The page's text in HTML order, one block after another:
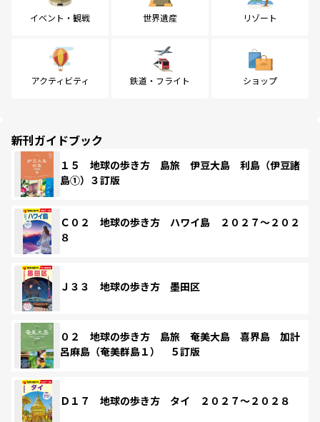
イベント・観戦 世界遺産 リゾート
アクティビティ 鉄道・フライト ショップ
新刊ガイドブック
１５ 地球の歩き方 島旅 伊豆大島 利島（伊豆諸
島①）３訂版
Ｃ０２ 地球の歩き方 ハワイ島 ２０２７～２０２
８
Ｊ３３ 地球の歩き方 墨田区
０２ 地球の歩き方 島旅 奄美大島 喜界島 加計
呂麻島（奄美群島１） ５訂版
Ｄ１７ 地球の歩き方 タイ ２０２７～２０２８